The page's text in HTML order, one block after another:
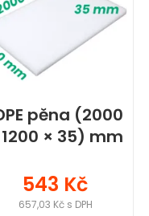
pěna (2000
× 35) mm
543 Kč
657,03 Kč s DPH